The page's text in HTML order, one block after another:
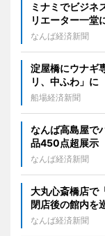
ミナミでビジ
リエーター一堂
なんば経済新聞
淀屋橋にウナ
リ、中ふわ」に
船場経済新聞
なんば高島屋で
品450点超展示
なんば経済新聞
大丸心斎橋店
閉店後の館内を
なんば経済新聞